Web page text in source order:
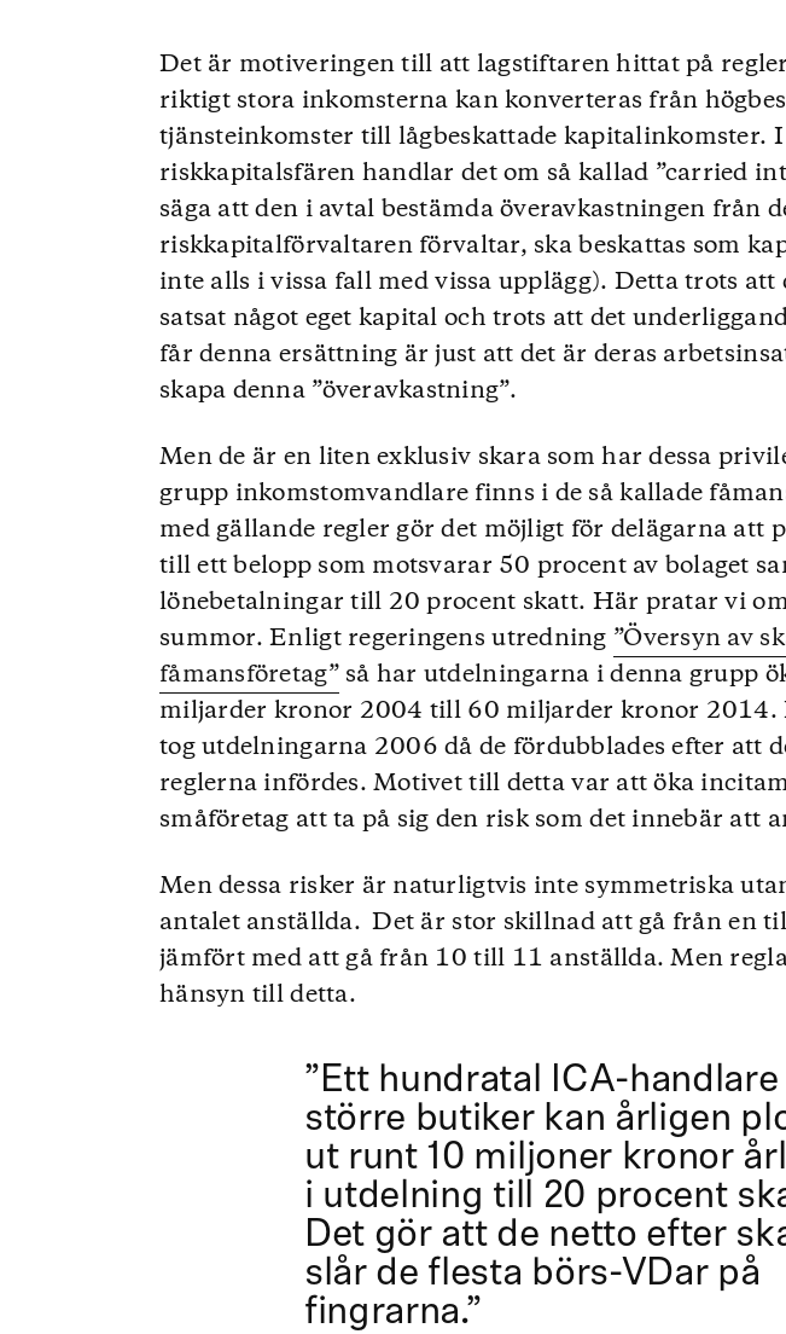
Det är motiveringen till att lagstiftaren hittat på
riktigt stora inkomsterna kan konverteras från
tjänsteinkomster till lågbeskattade kapitalinkomster.
riskkapitalsfären handlar det om så kallad ”carried
säga att den i avtal bestämda överavkastningen från
riskkapitalförvaltaren förvaltar, ska beskattas som
inte alls i vissa fall med vissa upplägg). Detta trots att
satsat något eget kapital och trots att det
får denna ersättning är just att det är deras
skapa denna ”överavkastning”.
Men de är en liten exklusiv skara som har dessa
grupp inkomstomvandlare finns i de så kallade
med gällande regler gör det möjligt för delägarna att
till ett belopp som motsvarar 50 procent av bolaget
lönebetalningar till 20 procent skatt. Här pratar vi
summor. Enligt regeringens utredning ”Översyn av
fåmansföretag”så har utdelningarna i denna grupp
miljarder kronor 2004 till 60 miljarder kronor 2014.
tog utdelningarna 2006 då de fördubblades efter att
reglerna infördes. Motivet till detta var att öka
småföretag att ta på sig den risk som det innebär att
Men dessa risker är naturligtvis inte symmetriska
antalet anställda. Det är stor skillnad att gå från en
jämfört med att gå från 10 till 11 anställda. Men
hänsyn till detta.
”Ett hundratal ICA-handlare
större butiker kan årligen
ut runt 10 miljoner kronor
i utdelning till 20 procent
Det gör att de netto efter
slår de flesta börs-VDar på
fingrarna.”